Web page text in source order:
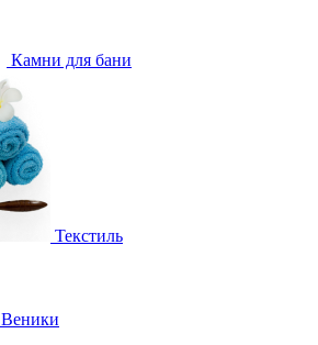
Камни для бани
Текстиль
Веники